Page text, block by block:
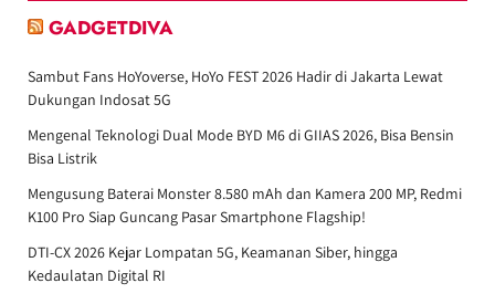
GADGETDIVA
Sambut Fans HoYoverse, HoYo FEST 2026 Hadir di Jakarta Lewat
Dukungan Indosat 5G
Mengenal Teknologi Dual Mode BYD M6 di GIIAS 2026, Bisa Bensin
Bisa Listrik
Mengusung Baterai Monster 8.580 mAh dan Kamera 200 MP, Redmi
K100 Pro Siap Guncang Pasar Smartphone Flagship!
DTI-CX 2026 Kejar Lompatan 5G, Keamanan Siber, hingga
Kedaulatan Digital RI